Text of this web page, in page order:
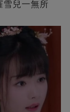
雪兒一無所